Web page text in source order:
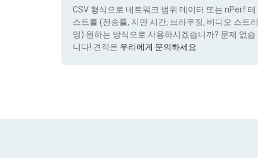
CSV 형식으로 네트워크 범위 데이터 또는 nPerf 테
스트를 (전송률, 지연 시간, 브라우징, 비디오 스트리
밍) 원하는 방식으로 사용하시겠습니까? 문제 없습
니다! 견적은 우리에게 문의하세요